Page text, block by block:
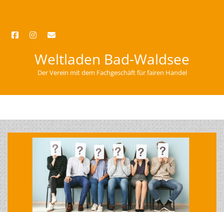
facebookinstagram
email
Weltladen Bad-Waldsee
Der Verein mit dem Fachgeschäft für fairen Handel